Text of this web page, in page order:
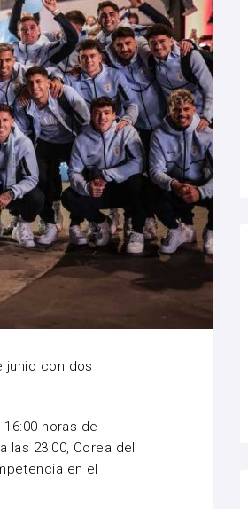
junio con dos
horas de
las 23:00, Corea del
en el